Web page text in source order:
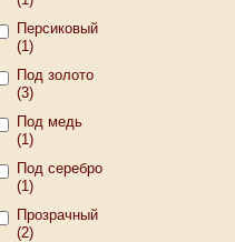
Персиковый
(1)
Под золото
(3)
Под медь
(1)
Под серебро
(1)
Прозрачный
(2)